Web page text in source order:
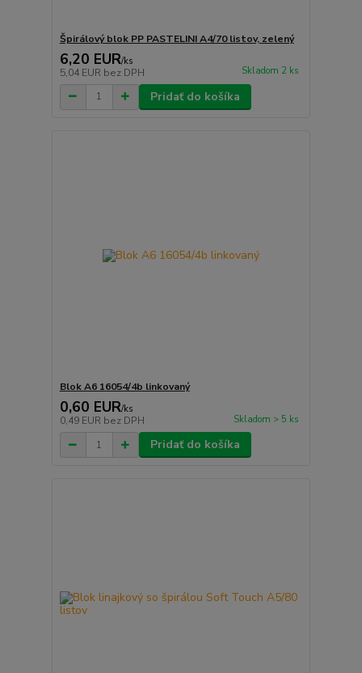
Špirálový blok PP PASTELINI A4/70 listov, zelený
6,20 EUR/ks
5,04 EUR bez DPH Skladom 2 ks
Pridať do košíka
Blok A6 16054/4b linkovaný
0,60 EUR/ks
0,49 EUR bez DPH Skladom > 5 ks
Pridať do košíka